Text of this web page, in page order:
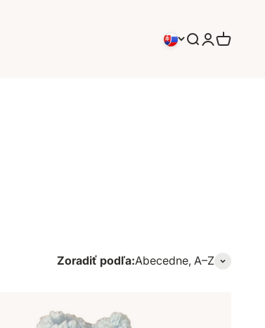
HľadaťPrihlásenie
Košík
Zoradiť podľa:Abecedne, A–Z